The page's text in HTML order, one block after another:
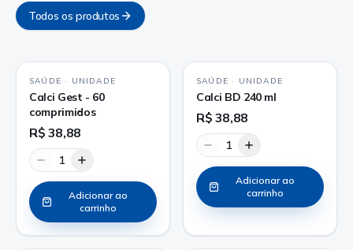
Todos os produtos
SAÚDE · UNIDADE
Calci Gest - 60
comprimidos
R$ 38,88
1
Adicionar ao
carrinho
SAÚDE · UNIDADE
Calci BD 240 ml
R$ 38,88
1
Adicionar ao
carrinho